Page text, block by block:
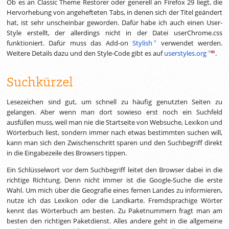
toolbarbutton#uctb-toolbar-buttondropmarker
{
display: none!important;
}
Ob es an Classic Theme Restorer oder generell an Firefox 29 liegt, die
Hervorhebung von angehefteten Tabs, in denen sich der Titel geändert
hat, ist sehr unscheinbar geworden. Dafür habe ich auch einen User-
Style erstellt, der allerdings nicht in der Datei userChrome.css
funktioniert. Dafür muss das Add-onStylish
verwendet werden.
Weitere Details dazu und den Style-Code gibt es aufuserstyles.org .
Suchkürzel
Lesezeichen sind gut, um schnell zu häufig genutzten Seiten zu
gelangen. Aber wenn man dort sowieso erst noch ein Suchfeld
ausfüllen muss, weil man nie die Startseite von Websuche, Lexikon und
Wörterbuch liest, sondern immer nach etwas bestimmten suchen will,
kann man sich den Zwischenschritt sparen und den Suchbegriff direkt
in die Eingabezeile des Browsers tippen.
Ein Schlüsselwort vor dem Suchbegriff leitet den Browser dabei in die
richtige Richtung. Denn nicht immer ist die Google-Suche die erste
Wahl. Um mich über die Geografie eines fernen Landes zu informieren,
nutze ich das Lexikon oder die Landkarte. Fremdsprachige Wörter
kennt das Wörterbuch am besten. Zu Paketnummern fragt man am
besten den richtigen Paketdienst. Alles andere geht in die allgemeine